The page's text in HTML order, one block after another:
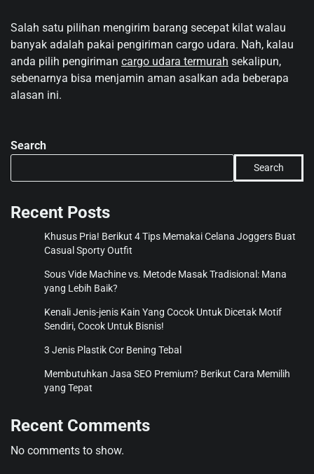
Salah satu pilihan mengirim barang secepat kilat walau
banyak adalah pakai pengiriman cargo udara. Nah, kalau
anda pilih pengiriman cargo udara termurah sekalipun,
sebenarnya bisa menjamin aman asalkan ada beberapa
alasan ini.
Search
Search
Recent Posts
Khusus Pria! Berikut 4 Tips Memakai Celana Joggers Buat
Casual Sporty Outfit
Sous Vide Machine vs. Metode Masak Tradisional: Mana
yang Lebih Baik?
Kenali Jenis-jenis Kain Yang Cocok Untuk Dicetak Motif
Sendiri, Cocok Untuk Bisnis!
3 Jenis Plastik Cor Bening Tebal
Membutuhkan Jasa SEO Premium? Berikut Cara Memilih
yang Tepat
Recent Comments
No comments to show.